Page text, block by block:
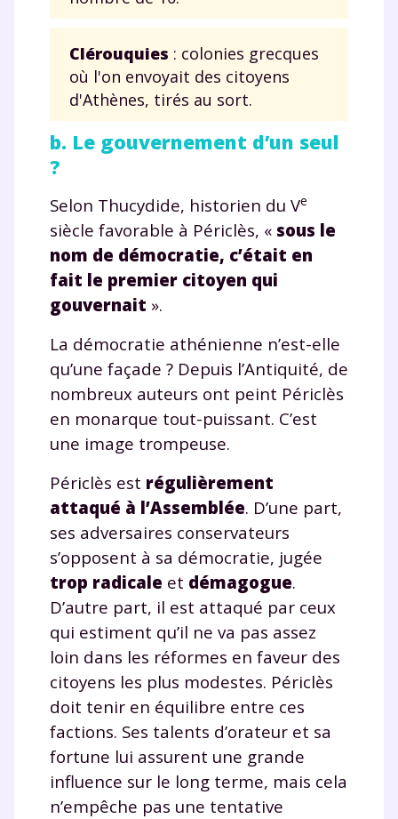
Clérouquies : colonies grecques
où l'on envoyait des citoyens
d'Athènes, tirés au sort.
b. Le gouvernement d’un seul
?
Selon Thucydide, historien du Ve
siècle favorable à Périclès, « sous le
nom de démocratie, c’était en
fait le premier citoyen qui
gouvernait ».
La démocratie athénienne n’est-elle
qu’une façade ? Depuis l’Antiquité, de
nombreux auteurs ont peint Périclès
en monarque tout-puissant. C’est
une image trompeuse.
Périclès est régulièrement
attaqué à l’Assemblée. D’une part,
ses adversaires conservateurs
s’opposent à sa démocratie, jugée
trop radicale et démagogue.
D’autre part, il est attaqué par ceux
qui estiment qu’il ne va pas assez
loin dans les réformes en faveur des
citoyens les plus modestes. Périclès
doit tenir en équilibre entre ces
factions. Ses talents d’orateur et sa
fortune lui assurent une grande
influence sur le long terme, mais cela
n’empêche pas une tentative
Votre adresse e-mail sera exclusivement utilisée pour
vous envoyer notre newsletter. Vous pourrez vous
désinscrire à tout moment, à travers le lien de
désinscription présent dans chaque newsletter. Pour
personnelles et pour exercer vos droits, vous pouvez
consulter